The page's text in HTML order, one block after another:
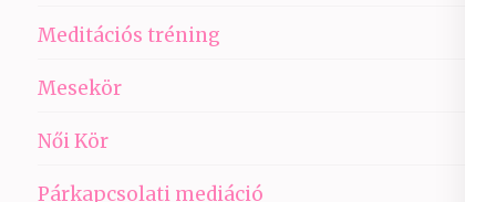
Meditációs tréning
Mesekör
Női Kör
Párkapcsolati mediáció